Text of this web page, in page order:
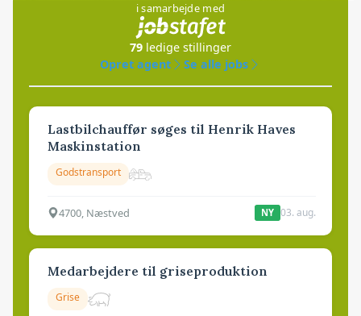
i samarbejde med
79 ledige stillinger
Opret agent
Se alle jobs
Lastbilchauffør søges til Henrik Haves
Maskinstation
Godstransport
4700, Næstved NY 03. aug.
Medarbejdere til griseproduktion
Grise